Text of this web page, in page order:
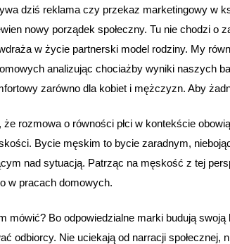
dziś reklama czy przekaz marketingowy w
nowy porządek społeczny. Tu nie chodzi o
w życie partnerski model rodziny. My
analizując chociażby wyniki naszych
zarówno dla kobiet i mężczyzn. Aby
rozmowa o równości płci w kontekście
Bycie męskim to bycie zaradnym,
nad sytuacją. Patrząc na męskość z tej
w pracach domowych.
mówić? Bo odpowiedzialne marki budują
odbiorcy. Nie uciekają od narracji społecznej,